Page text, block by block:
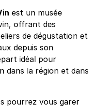
est un musée
offrant des
de dégustation et
depuis son
idéal pour
dans la région et dans
pourrez vous garer